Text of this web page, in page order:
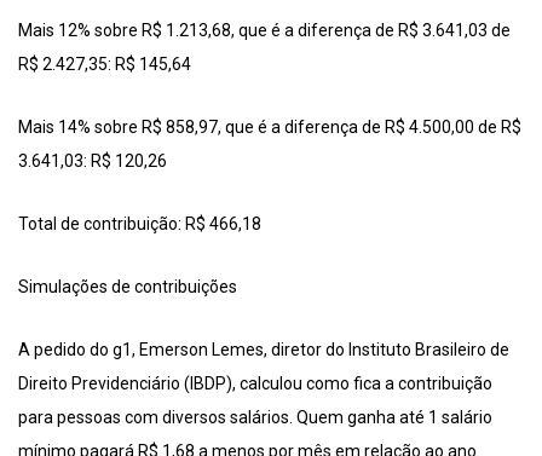
Mais 12% sobre R$ 1.213,68, que é a diferença de R$ 3.641,03 de
R$ 2.427,35: R$ 145,64
Mais 14% sobre R$ 858,97, que é a diferença de R$ 4.500,00 de R$
3.641,03: R$ 120,26
Total de contribuição: R$ 466,18
Simulações de contribuições
A pedido do g1, Emerson Lemes, diretor do Instituto Brasileiro de
Direito Previdenciário (IBDP), calculou como fica a contribuição
para pessoas com diversos salários. Quem ganha até 1 salário
mínimo pagará R$ 1,68 a menos por mês em relação ao ano